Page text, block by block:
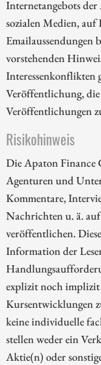
Internetangebots
sozialen Medien, auf
Emailaussendungen
vorstehenden
Interessenkonflikten
Veröffentlichung,
Veröffentlichungen
Risikohinweis
Die Apaton Finance
Agenturen und
Kommentare,
Nachrichten u. ä.
veröffentlichen.
Information der
explizit noch implizit
Kursentwicklungen
keine individuelle
stellen weder ein
Aktie(n) oder